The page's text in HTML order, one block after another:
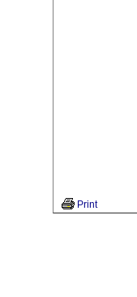
Print